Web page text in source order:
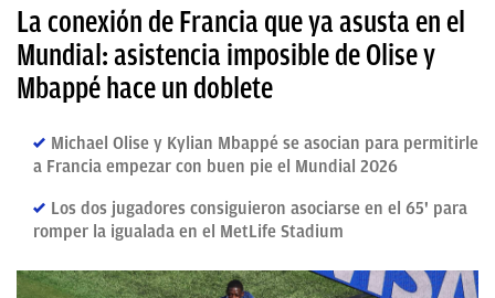
La conexión de Francia que ya asusta en el
Mundial: asistencia imposible de Olise y
Mbappé hace un doblete
Michael Olise y Kylian Mbappé se asocian para permitirle
a Francia empezar con buen pie el Mundial 2026
Los dos jugadores consiguieron asociarse en el 65' para
romper la igualada en el MetLife Stadium